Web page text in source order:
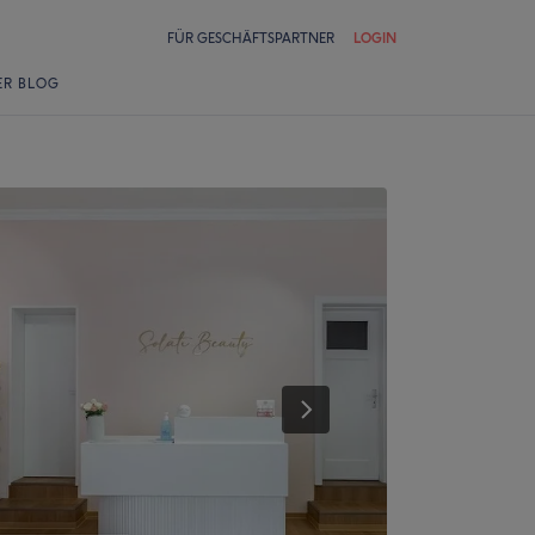
FÜR GESCHÄFTSPARTNER LOGIN
BLOG